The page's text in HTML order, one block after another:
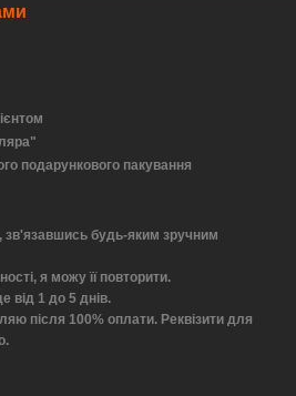
подарункового пакування
зв'язавшись будь-яким зручним
я можу її повторити.
від 1 до 5 днів.
після 100% оплати. Реквізити для